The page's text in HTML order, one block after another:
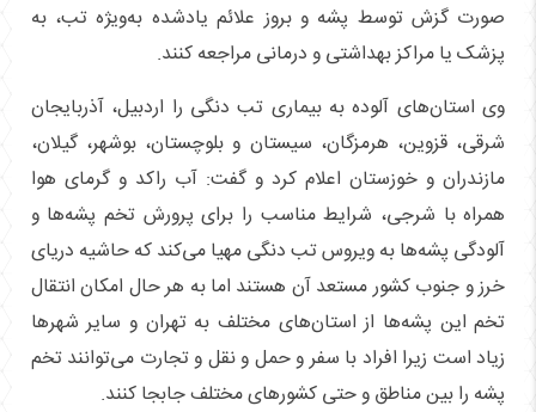
صورت گزش توسط پشه و بروز علائم یادشده به‌ویژه تب، به
پزشک یا مراکز بهداشتی و درمانی مراجعه کنند.
وی استان‌های آلوده به بیماری تب دنگی را اردبیل، آذربایجان
شرقی، قزوین، هرمزگان، سیستان و بلوچستان، بوشهر، گیلان،
مازندران و خوزستان اعلام کرد و گفت: آب راکد و گرمای هوا
همراه با شرجی، شرایط مناسب را برای پرورش تخم پشه‌ها و
آلودگی پشه‌‌ها به ویروس تب دنگی مهیا می‌کند که حاشیه دریای
خرز و جنوب کشور مستعد آن هستند اما به هر حال امکان انتقال
تخم این پشه‌‌ها از استان‌های مختلف به تهران و سایر شهرها
زیاد است زیرا افراد با سفر و حمل و نقل و تجارت می‌توانند تخم
پشه را بین مناطق و حتی کشورهای مختلف جابجا کنند.